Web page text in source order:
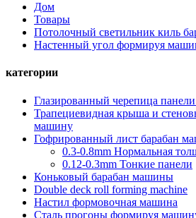
Дом
Товары
Потолочный светильник киль
Настенный угол формируя
категории
Глазированный черепица
Трапециевидная крыша и
машину
Гофрированный лист барабан
0.3-0.8mm Нормальная
0.12-0.3mm Тонкие панели
Коньковый барабан машины
Double deck roll forming machine
Настил формовочная машина
Сталь прогоны формируя